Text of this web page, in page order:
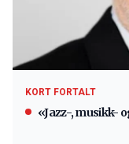
KORT FORTALT
«Jazz-, musikk-